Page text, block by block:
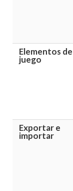
Elementos de
juego
Exportar e
importar